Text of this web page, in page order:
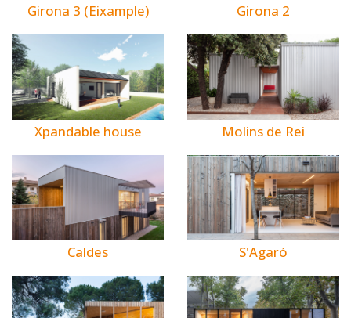
Girona 3 (Eixample) Girona 2
Xpandable house Molins de Rei
Caldes S'Agaró